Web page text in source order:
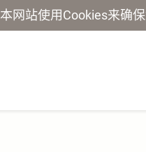
本网站使用Cookies来确